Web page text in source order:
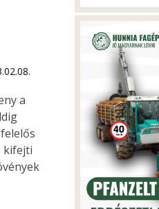
a
kifejti